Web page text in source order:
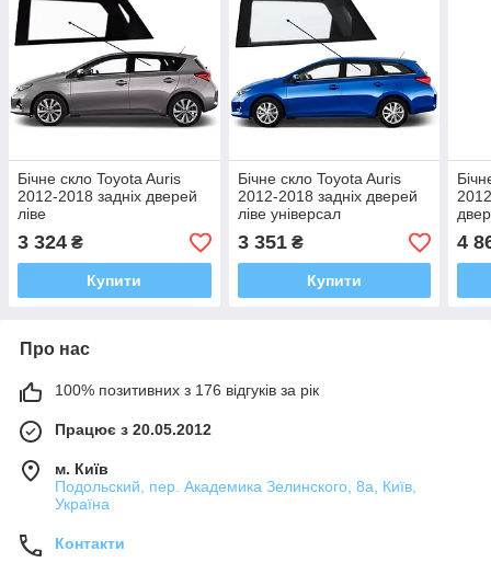
Бічне скло Toyota Auris
2012-2018 задніх дверей
ліве
3 324 ₴
Купити
Бічне скло Toyota Auris
2012-2018 задніх дверей
ліве універсал
3 351₴
Купити
4
Про нас
100% позитивних з 176 відгуків за рік
Працює з 20.05.2012
м. Київ
Подольский, пер. Академика Зелинского, 8а, Київ,
Україна
Контакти